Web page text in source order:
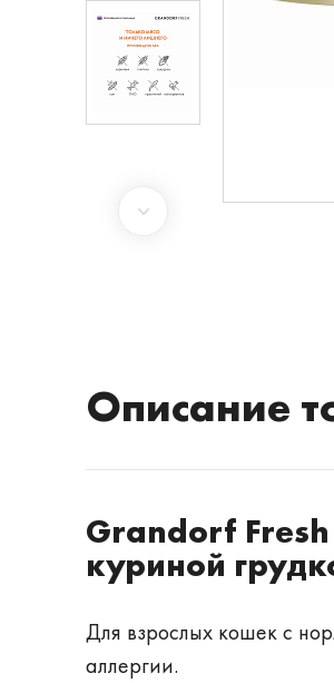
Описание
Grandorf
куриной
Для взрослых кошек с
аллергии.